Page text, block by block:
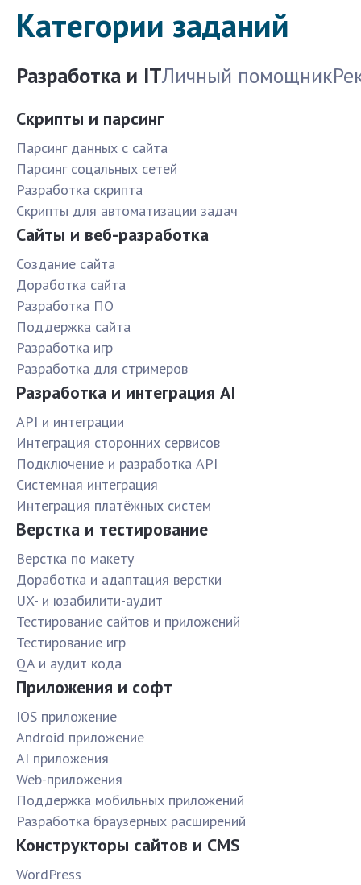
Категории заданий
Разработка и ITЛичный помощник
Скрипты и парсинг
Парсинг данных с сайта
Парсинг соцальных сетей
Разработка скрипта
Скрипты для автоматизации задач
Сайты и веб-разработка
Создание сайта
Доработка сайта
Разработка ПО
Поддержка сайта
Разработка игр
Разработка для стримеров
Разработка и интеграция AI
API и интеграции
Интеграция сторонних сервисов
Подключение и разработка API
Системная интеграция
Интеграция платёжных систем
Верстка и тестирование
Верстка по макету
Доработка и адаптация верстки
UX- и юзабилити-аудит
Тестирование сайтов и приложений
Тестирование игр
QA и аудит кода
Приложения и софт
IOS приложение
Android приложение
AI приложения
Web-приложения
Поддержка мобильных приложений
Разработка браузерных расширений
Конструкторы сайтов и CMS
WordPress